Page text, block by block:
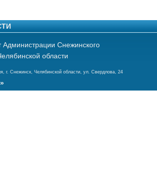
Снежинского
области
г. Снежинск, Челябинской области, ул. Свердлова, 24